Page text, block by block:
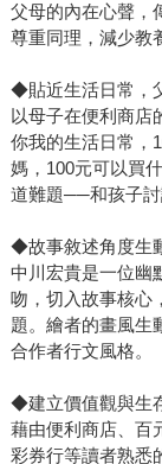
父母的內在心聲，
尊重同理，減少教
◆貼近生活日常，
以母子在便利商店
你我的生活日常，
媽，100元可以買
道難題──和孩子討
◆故事敘述角度生
中川宏貴是一位幽
吻，切入故事核心
題。繪者的畫風生
合作者行文風格。
◆建立價值觀與生
藉由便利商店、百
彩券行等讀者熟悉